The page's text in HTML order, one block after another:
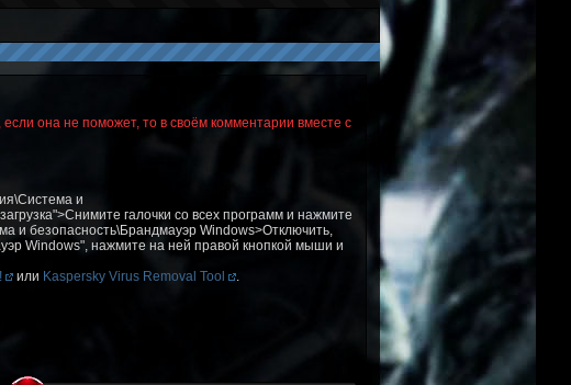
она не поможет, то в своём комментарии вместе с
и
галочки со всех программ и нажмите
и безопасность\Брандмауэр Windows>Отключить,
Windows", нажмите на ней правой кнопкой мыши и
или Kaspersky Virus Removal Tool
.